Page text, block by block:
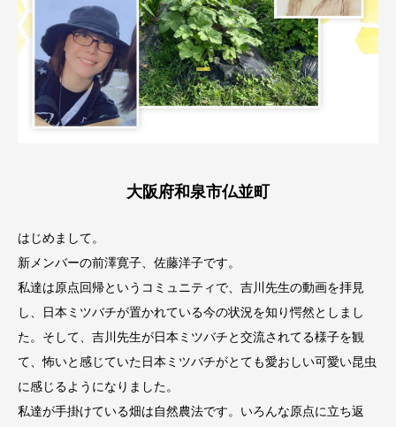
大阪府和泉市仏並町
はじめまして。
新メンバーの前澤寛子、佐藤洋子です。
私達は原点回帰というコミュニティで、吉川先生の動画を拝見
し、日本ミツバチが置かれている今の状況を知り愕然としまし
た。そして、吉川先生が日本ミツバチと交流されてる様子を観
て、怖いと感じていた日本ミツバチがとても愛おしい可愛い昆虫
に感じるようになりました。
私達が手掛けている畑は自然農法です。いろんな原点に立ち返